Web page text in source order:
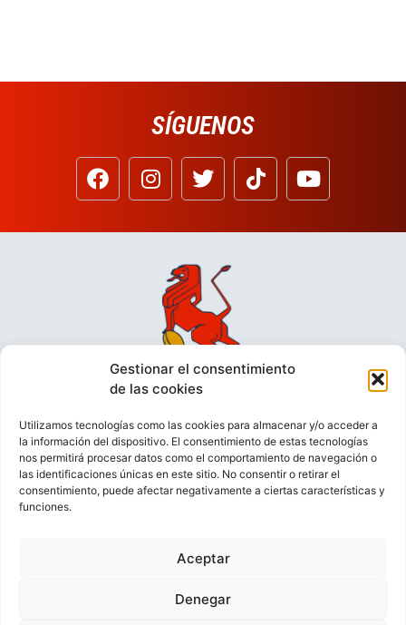
Gestionar el consentimiento
de las cookies
Utilizamos tecnologías como las cookies para almacenar y/o acceder a
la información del dispositivo. El consentimiento de estas tecnologías
nos permitirá procesar datos como el comportamiento de navegación o
las identificaciones únicas en este sitio. No consentir o retirar el
consentimiento, puede afectar negativamente a ciertas características y
funciones.
Aceptar
Denegar
SÍGUENOS
VIDEOCONFERENCIAS
POLÍTICA DE PRIVACIDAD
CONTACTO